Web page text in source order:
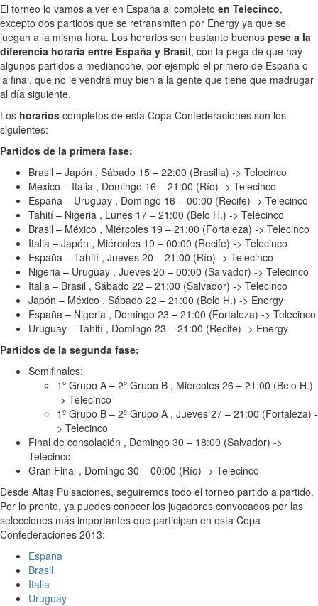
El torneo lo vamos a ver en España al completo en Telecinco,
excepto dos partidos que se retransmiten por Energy ya que se
juegan a la misma hora. Los horarios son bastante buenos pese a la
diferencia horaria entre España y Brasil, con la pega de que hay
algunos partidos a medianoche, por ejemplo el primero de España o
la final, que no le vendrá muy bien a la gente que tiene que madrugar
al día siguiente.
Los horarios completos de esta Copa Confederaciones son los
siguientes:
Partidos de la primera fase:
Brasil – Japón , Sábado 15 – 22:00 (Brasilia) -> Telecinco
México – Italia , Domingo 16 – 21:00 (Río) -> Telecinco
España – Uruguay , Domingo 16 – 00:00 (Recife) -> Telecinco
Tahití – Nigeria , Lunes 17 – 21:00 (Belo H.) -> Telecinco
Brasil – México , Miércoles 19 – 21:00 (Fortaleza) -> Telecinco
Italia – Japón , Miércoles 19 – 00:00 (Recife) -> Telecinco
España – Tahití , Jueves 20 – 21:00 (Río) -> Telecinco
Nigeria – Uruguay , Jueves 20 – 00:00 (Salvador) -> Telecinco
Italia – Brasil , Sábado 22 – 21:00 (Salvador) -> Telecinco
Japón – México , Sábado 22 – 21:00 (Belo H.) -> Energy
España – Nigeria , Domingo 23 – 21:00 (Fortaleza) -> Telecinco
Uruguay – Tahití , Domingo 23 – 21:00 (Recife) -> Energy
Partidos de la segunda fase:
Semifinales:
1º Grupo A – 2º Grupo B , Miércoles 26 – 21:00 (Belo H.)
-> Telecinco
1º Grupo B – 2º Grupo A , Jueves 27 – 21:00 (Fortaleza) -
> Telecinco
Final de consolación , Domingo 30 – 18:00 (Salvador) ->
Telecinco
Gran Final , Domingo 30 – 00:00 (Río) -> Telecinco
Desde Altas Pulsaciones, seguiremos todo el torneo partido a partido.
Por lo pronto, ya puedes conocer los jugadores convocados por las
selecciones más importantes que participan en esta Copa
Confederaciones 2013:
España
Brasil
Italia
Uruguay